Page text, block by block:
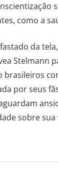
como a
da
Stelmann
brasileiros
por seus
sobre sua